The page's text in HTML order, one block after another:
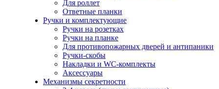
Для роллет
Ответные планки
Ручки и комплектующие
Ручки на розетках
Ручки на планке
Для противопожарных дверей и антипаники
Ручки-скобы
Накладки и WC-комплекты
Аксессуары
Механизмы секретности